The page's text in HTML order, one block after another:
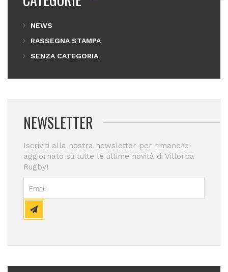
NEWS
RASSEGNA STAMPA
SENZA CATEGORIA
NEWSLETTER
Iscriviti alla nostra newsletter per rimanere
aggiornato su tutte le ultime novità di Villorba
Rugby!